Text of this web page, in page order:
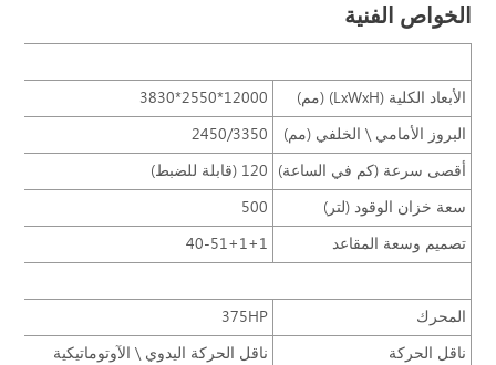
الخواص الفنية
الأبعاد الكلية (LxWxH) (مم)
12000*2550*3830
البروز الأمامي \ الخلفي (مم)
2450/3350
أقصى سرعة (كم في الساعة)
120 (قابلة للضبط)
سعة خزان الوقود (لتر)
500
تصميم وسعة المقاعد
40-51+1+1
المحرك
375HP
ناقل الحركة
ناقل الحركة اليدوي \ الآوتوماتيكية